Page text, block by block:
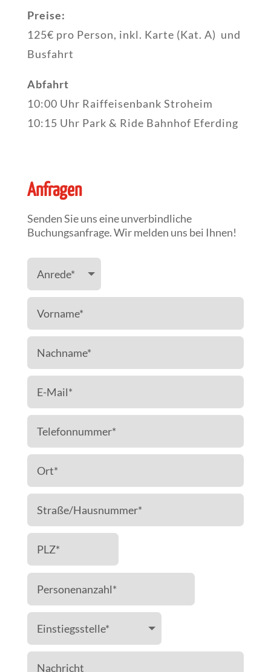
Preise:
125€ pro Person, inkl. Karte (Kat. A) und
Busfahrt
Abfahrt
10:00 Uhr Raiffeisenbank Stroheim
10:15 Uhr Park & Ride Bahnhof Eferding
Anfragen
Senden Sie uns eine unverbindliche
Buchungsanfrage. Wir melden uns bei Ihnen!